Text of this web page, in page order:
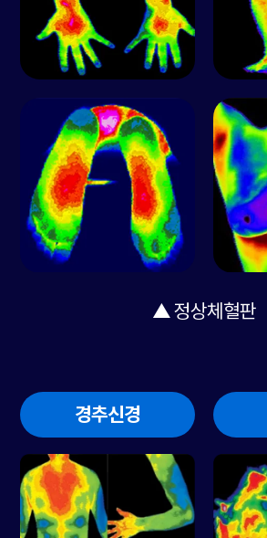
▲ 정상체혈판
경추신경